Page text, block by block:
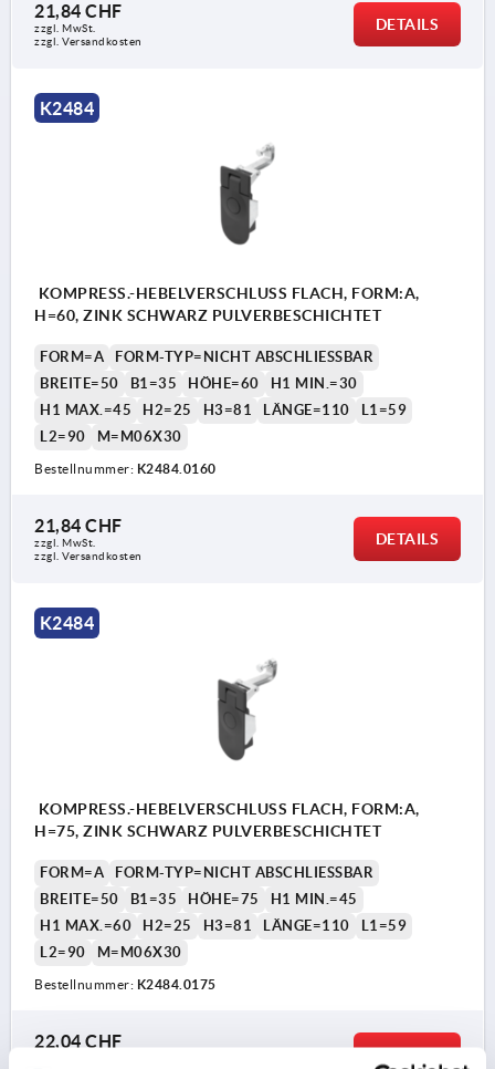
21,84 CHF
zzgl. MwSt.
zzgl. Versandkosten
DETAILS
K2484
KOMPRESS.-HEBELVERSCHLUSS FLACH, FORM:A,
H=60, ZINK SCHWARZ PULVERBESCHICHTET
FORM=A
FORM-TYP=NICHT ABSCHLIESSBAR
BREITE=50
B1=35 HÖHE=60
H1 MIN.=30
H1 MAX.=45
H2=25 H3=81 LÄNGE=110
L1=59
L2=90
M=M06X30
Bestellnummer: K2484.0160
21,84 CHF
zzgl. MwSt.
zzgl. Versandkosten
DETAILS
K2484
KOMPRESS.-HEBELVERSCHLUSS FLACH, FORM:A,
H=75, ZINK SCHWARZ PULVERBESCHICHTET
FORM=A
FORM-TYP=NICHT ABSCHLIESSBAR
BREITE=50
B1=35 HÖHE=75
H1 MIN.=45
H1 MAX.=60
H2=25 H3=81 LÄNGE=110
L1=59
L2=90
M=M06X30
Bestellnummer: K2484.0175
22,04 CHF
DETAILS